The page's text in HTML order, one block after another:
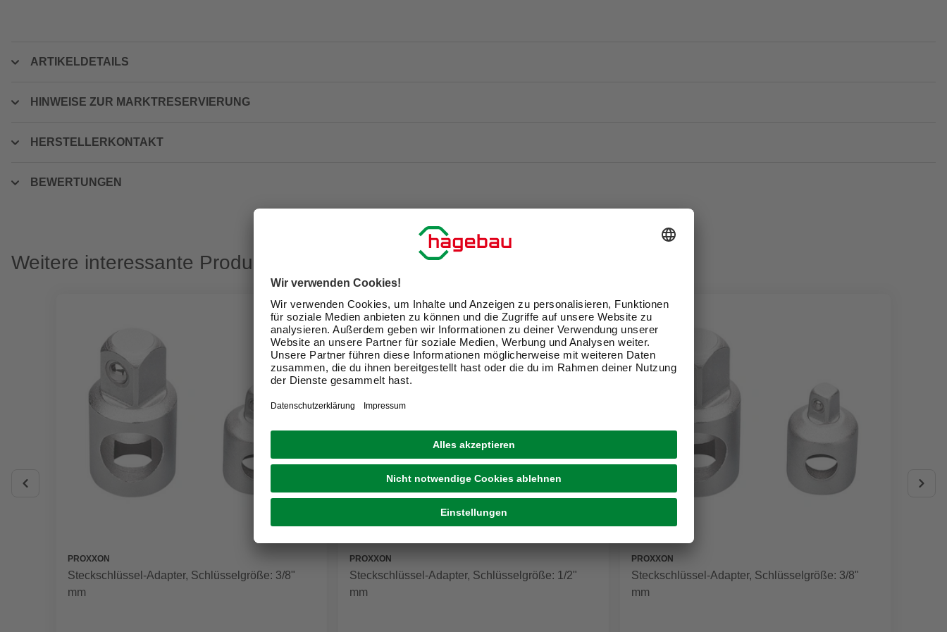
ARTIKELDETAILS
HINWEISE ZUR MARKTRESERVIERUNG
HERSTELLERKONTAKT
BEWERTUNGEN
Weitere interessante Produkte
PROXXON
Steckschlüssel-Adapter, Schlüsselgröße: 3/8"
mm
PROXXON
Steckschlüssel-Adapter, Schlüsselgröße: 1/2"
mm
PROXXON
Steckschlüssel-Adapter, Schlüsselgröße: 3/8"
mm